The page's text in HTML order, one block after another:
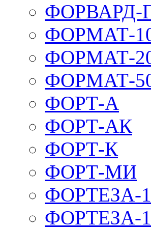
ФОРВАРД-
ФОРМАТ-
ФОРМАТ-
ФОРМАТ-
ФОРТ-А
ФОРТ-АК
ФОРТ-К
ФОРТ-МИ
ФОРТЕЗА-
ФОРТЕЗА-